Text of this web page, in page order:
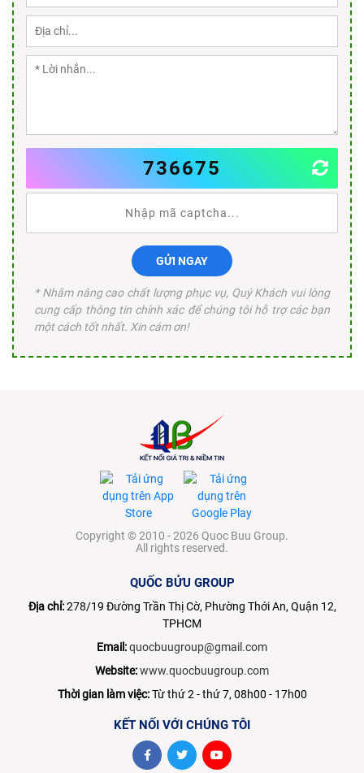
736675
GỬI NGAY
* Nhằm nâng cao chất lượng phục vụ, Quý Khách vui lòng
cung cấp thông tin chính xác để chúng tôi hỗ trợ các bạn
một cách tốt nhất. Xin cám ơn!
Copyright © 2010 - 2026 Quoc Buu Group.
All rights reserved.
QUỐC BỬU GROUP
Địa chỉ:278/19 Đường Trần Thị Cờ, Phường Thới An, Quận 12,
TPHCM
Email:quocbuugroup@gmail.com
Website:www.quocbuugroup.com
Thời gian làm việc:Từ thứ 2 - thứ 7, 08h00 - 17h00
KẾT NỐI VỚI CHÚNG TÔI